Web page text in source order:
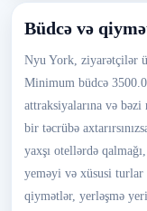
Büdcə və
Nyu York, ziyarətçilər
Minimum büdcə
attraksiyalarına və bəzi
bir təcrübə
yaxşı otellərdə
yeməyi və xüsusi
qiymətlər, yerləşmə